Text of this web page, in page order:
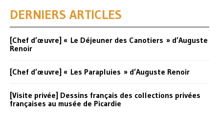
DERNIERS ARTICLES
[Chef d’œuvre] « Le Déjeuner des Canotiers » d’Auguste
Renoir
[Chef d’œuvre] « Les Parapluies » d’Auguste Renoir
[Visite privée] Dessins français des collections privées
françaises au musée de Picardie